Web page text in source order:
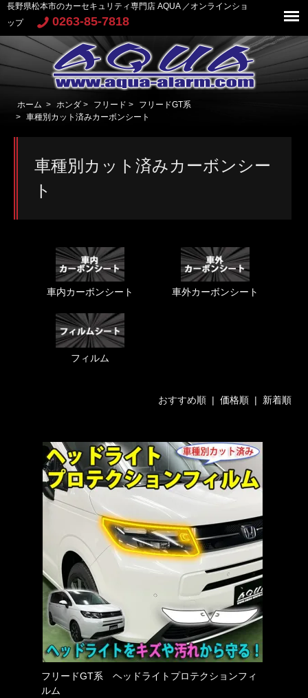
長野県松本市のカーセキュリティ専門店 AQUA ／オンラインショ
ップ
0263-85-7818
ホーム > ホンダ > フリード >
フリードGT系
> 車種別カット済みカーボンシート
車種別カット済みカーボンシー
ト
車内カーボンシート 車外カーボンシート
フィルム
おすすめ順 | 価格順| 新着順
フリードGT系 ヘッドライトプロテクションフィ
ルム